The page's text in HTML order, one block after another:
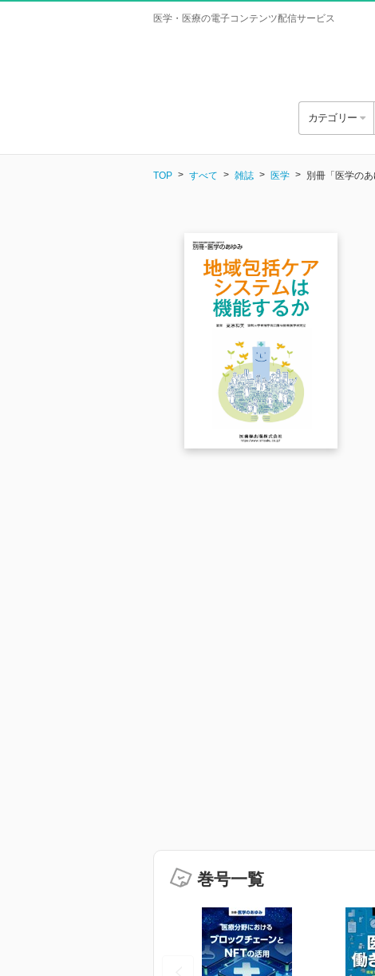
医学・医療の電子コンテンツ配信サービス
カテゴリー
TOP すべて 雑誌 医学 別冊「医学の
巻号一覧